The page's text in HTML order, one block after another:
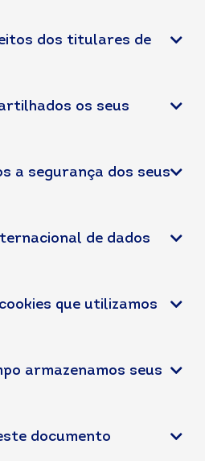
dos titulares de
os seus
a segurança dos seus
de dados
que utilizamos
armazenamos seus
documento